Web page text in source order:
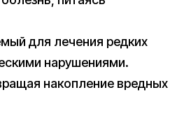
для лечения редких
нарушениями.
накопление вредных